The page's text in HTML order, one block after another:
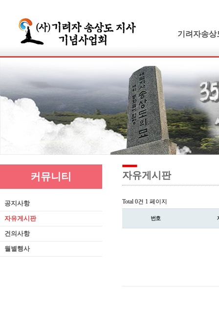
기려자송상
연보 및 가계
기려수필집
생애와사상
유묵과유품
연혁지
추모의글
커뮤니티
공지사항
자유게시판
건의사항
월별행사
자유게시판
Total 0건 1 페이지
번호